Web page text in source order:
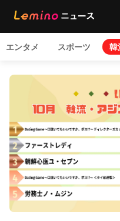
エンタメ スポーツ 韓